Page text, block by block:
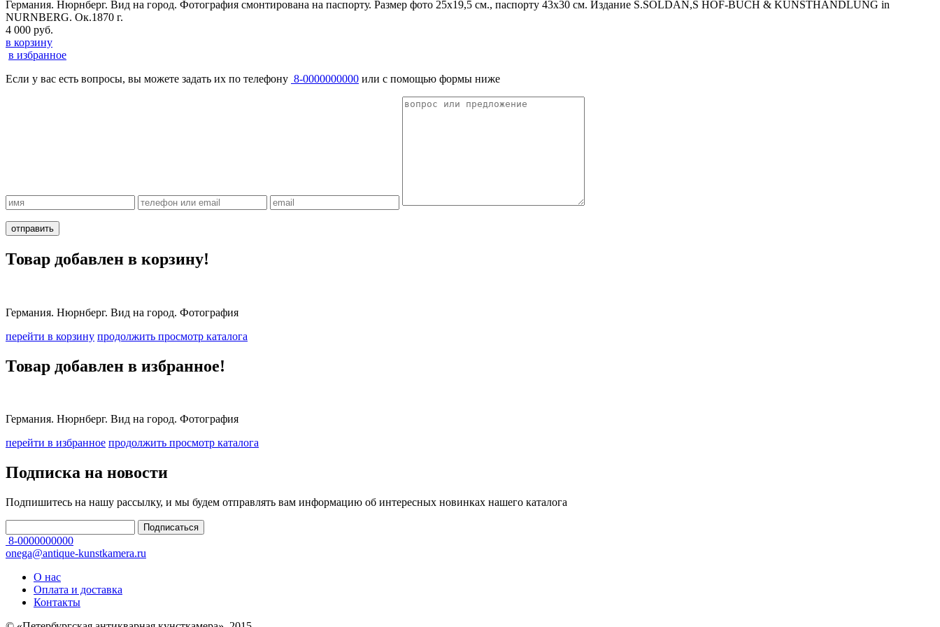
Германия. Нюрнберг. Вид на город. Фотография смонтирована на паспорту. Размер фото 25х19,5 см., паспорту 43х30 см. Издание S.SOLDAN,S HOF-BUCH & KUNSTHANDLUNG in
NURNBERG. Ок.1870 г.
4 000 руб.
в корзину
в избранное
Если у вас есть вопросы, вы можете задать их по телефону 8-0000000000 или с помощью формы ниже
Товар добавлен в корзину!
Германия. Нюрнберг. Вид на город. Фотография
перейти в корзину продолжить просмотр каталога
Товар добавлен в избранное!
Германия. Нюрнберг. Вид на город. Фотография
перейти в избранное продолжить просмотр каталога
Подписка на новости
Подпишитесь на нашу рассылку, и мы будем отправлять вам информацию об интересных новинках нашего каталога
8-0000000000
onega@antique-kunstkamera.ru
О нас
Оплата и доставка
Контакты